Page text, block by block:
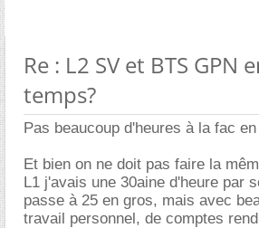
Re : L2 SV et BTS GPN
temps?
Pas beaucoup d'heures à la fac
Et bien on ne doit pas faire la
L1 j'avais une 30aine d'heure par
passe à 25 en gros, mais avec
travail personnel, de comptes